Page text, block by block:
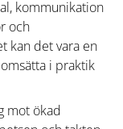
kommunikation
och
kan det vara en
i praktik
mot ökad